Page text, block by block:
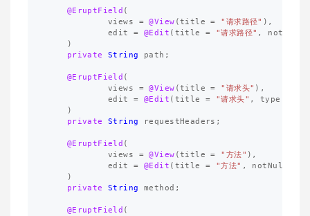
@EruptField (
views
= @View ( title = "请求路径" ),
edit
= @Edit ( title = "请求路径" , notNull
)
private
String path ;
@EruptField (
views
= @View ( title = "请求头" ),
edit
= @Edit ( title = "请求头" , type
)
private
String requestHeaders ;
@EruptField (
views
= @View ( title = "方法" ),
edit
= @Edit ( title = "方法" , notNull
)
private
String method ;
@EruptField (